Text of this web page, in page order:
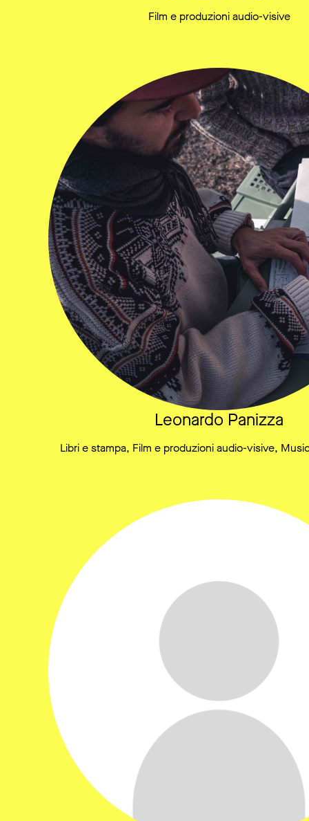
Film e produzioni audio-visive
Leonardo Panizza
Libri e stampa, Film e produzioni audio-visive,